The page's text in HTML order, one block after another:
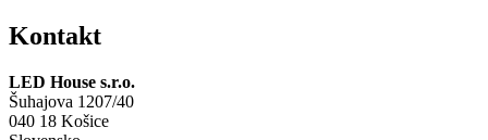
Kontakt
LED House s.r.o.
Šuhajova 1207/40
040 18 Košice